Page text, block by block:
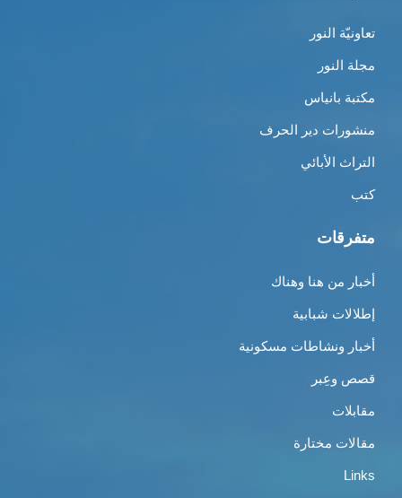
تعاونيّة النور
مجلة النور
مكتبة بانياس
منشورات دير الحرف
التراث الأبائي
كتب
متفرقات
أخبار من هنا وهناك
إطلالات شبابية
أخبار ونشاطات مسكونية
قصص وعِبر
مقابلات
مقالات مختارة
Links